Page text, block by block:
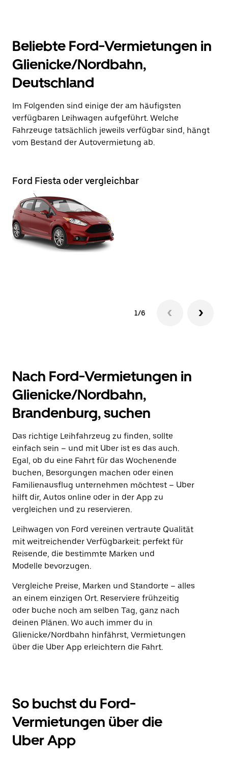
Beliebte Ford-Vermietungen in
Glienicke/Nordbahn,
Deutschland
Im Folgenden sind einige der am häufigsten
verfügbaren Leihwagen aufgeführt. Welche
Fahrzeuge tatsächlich jeweils verfügbar sind, hängt
vom Bestand der Autovermietung ab.
Ford Fiesta oder vergleichbar
1/6
Nach Ford-Vermietungen in
Glienicke/Nordbahn,
Brandenburg, suchen
Das richtige Leihfahrzeug zu finden, sollte
einfach sein – und mit Uber ist es das auch.
Egal, ob du eine Fahrt für das Wochenende
buchen, Besorgungen machen oder einen
Familienausflug unternehmen möchtest – Uber
hilft dir, Autos online oder in der App zu
vergleichen und zu reservieren.
Leihwagen von Ford vereinen vertraute Qualität
mit weitreichender Verfügbarkeit: perfekt für
Reisende, die bestimmte Marken und
Modelle bevorzugen.
Vergleiche Preise, Marken und Standorte – alles
an einem einzigen Ort. Reserviere frühzeitig
oder buche noch am selben Tag, ganz nach
deinen Plänen. Wo auch immer du in
Glienicke/Nordbahn hinfährst, Vermietungen
über die Uber App erleichtern die Fahrt.
So buchst du Ford-
Vermietungen über die
Uber App